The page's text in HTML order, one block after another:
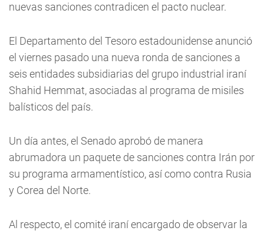
nuevas sanciones contradicen el pacto nuclear.
El Departamento del Tesoro estadounidense anunció
el viernes pasado una nueva ronda de sanciones a
seis entidades subsidiarias del grupo industrial iraní
Shahid Hemmat, asociadas al programa de misiles
balísticos del país.
Un día antes, el Senado aprobó de manera
abrumadora un paquete de sanciones contra Irán por
su programa armamentístico, así como contra Rusia
y Corea del Norte.
Al respecto, el comité iraní encargado de observar la